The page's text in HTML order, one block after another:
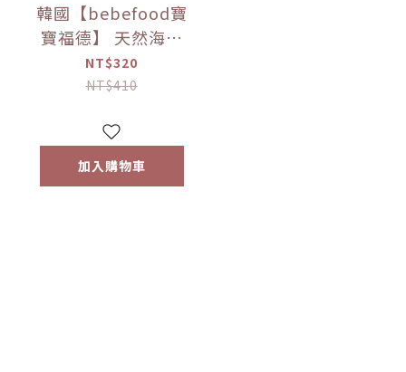
韓國【bebefood寶
寶福德】 天然海鹽
120g｜兒童專用調
味｜9m+｜常溫｜
NT$320
NT$410
加入購物車